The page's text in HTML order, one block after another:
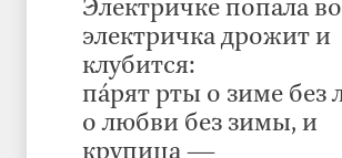
Электричке попала
электричка дрожит и
клубится:
пáрят рты о зиме без
о любви без зимы, и
крупица —